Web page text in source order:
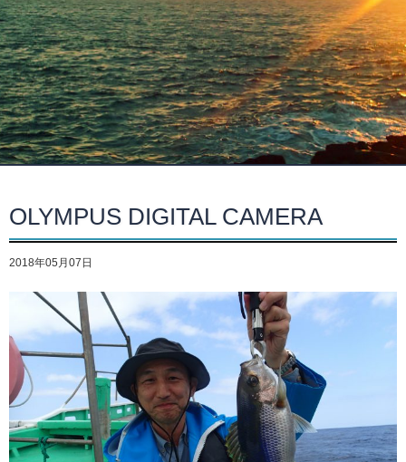
OLYMPUS DIGITAL CAMERA
2018年05月07日